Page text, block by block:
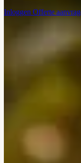
Inloggen Offerte